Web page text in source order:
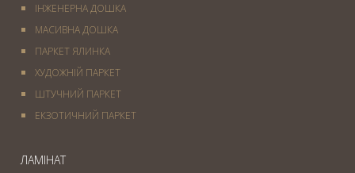
ІНЖЕНЕРНА ДОШКА
МАСИВНА ДОШКА
ПАРКЕТ ЯЛИНКА
ХУДОЖНІЙ ПАРКЕТ
ШТУЧНИЙ ПАРКЕТ
ЕКЗОТИЧНИЙ ПАРКЕТ
ЛАМІНАТ